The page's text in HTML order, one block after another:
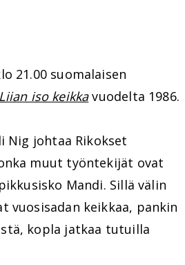
21.00 suomalaisen
Liian iso keikkavuodelta 1986.
Nig johtaa Rikokset
muut työntekijät ovat
Mandi. Sillä välin
vuosisadan keikkaa, pankin
kopla jatkaa tutuilla